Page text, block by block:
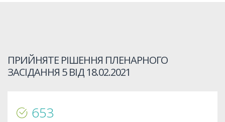
ПРИЙНЯТЕ РІШЕННЯ ПЛЕНАРНОГО
ЗАСІДАННЯ 5 ВІД18.02.2021
653